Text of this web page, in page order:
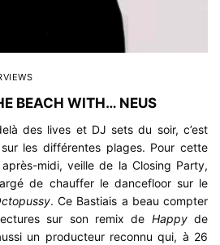
BEACH WITH… NEUS
des lives et DJ sets du soir, c’est
les différentes plages. Pour cette
midi, veille de la Closing Party,
de chauffer le dancefloor sur le
. Ce Bastiais a beau compter
sur son remix de Happyde
un producteur reconnu qui, à 26